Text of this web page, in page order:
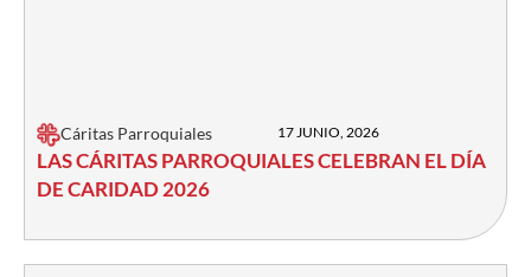
Cáritas Parroquiales 17 JUNIO, 2026
LAS CÁRITAS PARROQUIALES CELEBRAN EL DÍA
DE CARIDAD 2026